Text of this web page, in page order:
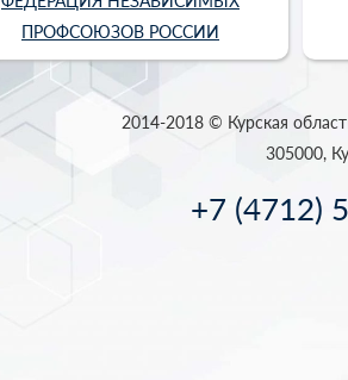
ПРОФСОЮЗОВ РОССИИ
2014-2018 © Курская
305000,
+7 (4712)